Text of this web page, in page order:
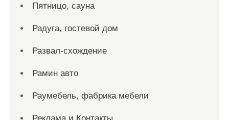
Пятницо, сауна
Радуга, гостевой дом
Развал-схождение
Рамин авто
Раумебель, фабрика мебели
Реклама и Контакты